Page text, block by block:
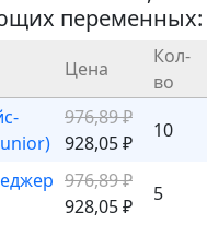
переменных:
Цена
Кол-
во
976,89₽
928,05₽
10
976,89₽
928,05₽
5